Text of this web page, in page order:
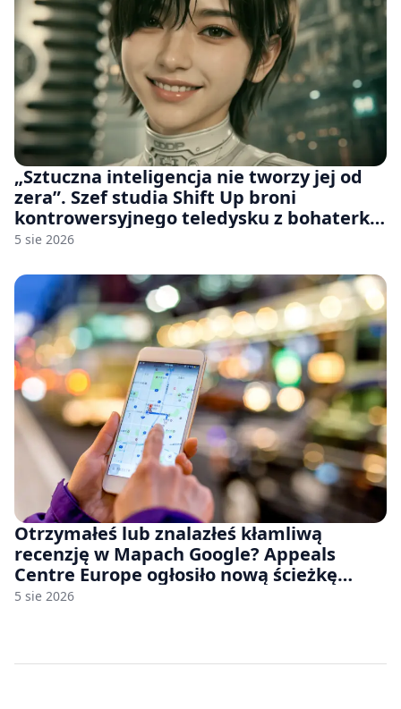
„Sztuczna inteligencja nie tworzy jej od
zera”. Szef studia Shift Up broni
kontrowersyjnego teledysku z bohaterką
Stellar Blade: Blood Rain
5 sie 2026
Otrzymałeś lub znalazłeś kłamliwą
recenzję w Mapach Google? Appeals
Centre Europe ogłosiło nową ścieżkę
odwoławczą dla firm i konsumentów
5 sie 2026